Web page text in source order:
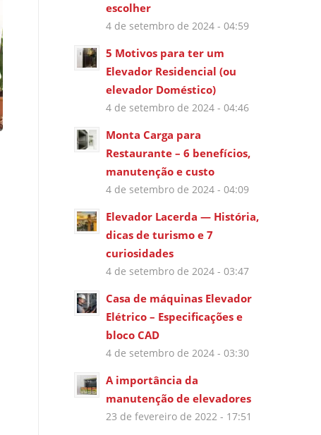
escolher
4 de setembro de 2024 - 04:59
5 Motivos para ter um
Elevador Residencial (ou
elevador Doméstico)
4 de setembro de 2024 - 04:46
Monta Carga para
Restaurante – 6 benefícios,
manutenção e custo
4 de setembro de 2024 - 04:09
Elevador Lacerda — História,
dicas de turismo e 7
curiosidades
4 de setembro de 2024 - 03:47
Casa de máquinas Elevador
Elétrico – Especificações e
bloco CAD
4 de setembro de 2024 - 03:30
A importância da
manutenção de elevadores
23 de fevereiro de 2022 - 17:51